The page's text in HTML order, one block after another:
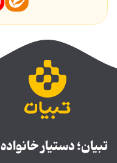
تبیان؛ دستیار خانواده